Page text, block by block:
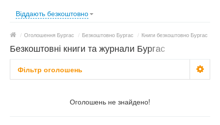
Віддають безкоштовно
/ Оголошення Бургас / Безкоштовно Бургас / Книги безкоштовно Бургас
Безкоштовні книги та журнали Бургас
Фільтр оголошень
Оголошень не знайдено!